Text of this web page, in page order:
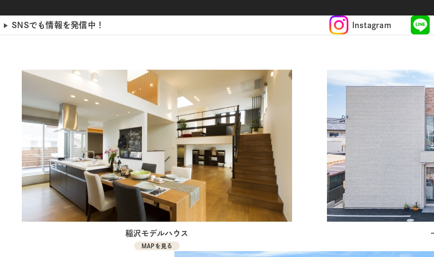
SNSでも情報を発信中！ Instagram
稲沢モデルハウス
MAPを見る